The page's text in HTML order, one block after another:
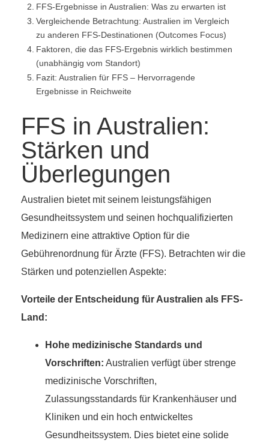
FFS-Ergebnisse in Australien: Was zu erwarten ist
Vergleichende Betrachtung: Australien im Vergleich
zu anderen FFS-Destinationen (Outcomes Focus)
Faktoren, die das FFS-Ergebnis wirklich bestimmen
(unabhängig vom Standort)
Fazit: Australien für FFS – Hervorragende
Ergebnisse in Reichweite
FFS in Australien:
Stärken und
Überlegungen
Australien bietet mit seinem leistungsfähigen
Gesundheitssystem und seinen hochqualifizierten
Medizinern eine attraktive Option für die
Gebührenordnung für Ärzte (FFS). Betrachten wir die
Stärken und potenziellen Aspekte:
Vorteile der Entscheidung für Australien als FFS-
Land:
Hohe medizinische Standards und
Vorschriften: Australien verfügt über strenge
medizinische Vorschriften,
Zulassungsstandards für Krankenhäuser und
Kliniken und ein hoch entwickeltes
Gesundheitssystem. Dies bietet eine solide